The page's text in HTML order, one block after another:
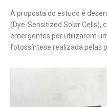
A proposta do estudo é
(Dye-Sensitized Solar Cells),
emergentes por utilizarem
fotossíntese realizada pelas